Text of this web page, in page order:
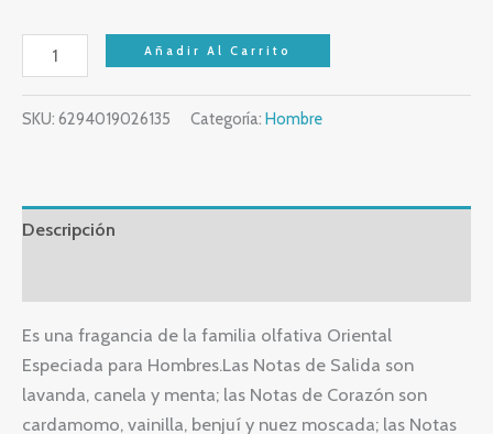
Añadir Al Carrito
SKU: 6294019026135 Categoría: Hombre
Descripción
Es una fragancia de la familia olfativa Oriental
Especiada para Hombres.Las Notas de Salida son
lavanda, canela y menta; las Notas de Corazón son
cardamomo, vainilla, benjuí y nuez moscada; las Notas